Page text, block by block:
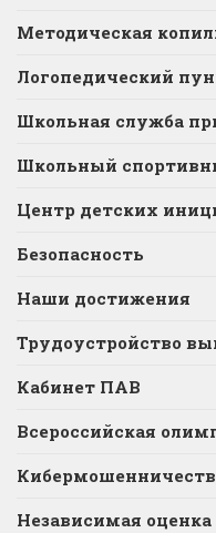
Методическая
Логопедический
Школьная служба
Школьный
Центр детских
Безопасность
Наши достижения
Трудоустройство
Кабинет ПАВ
Всероссийская
Независимая оценка